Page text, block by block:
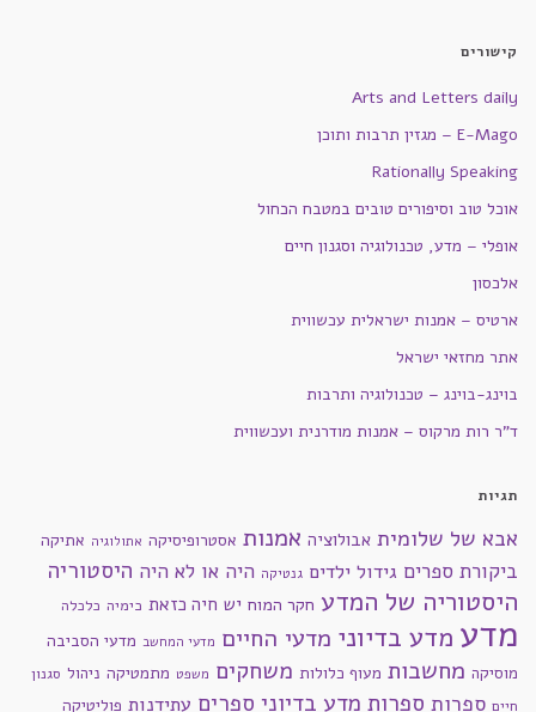
קישורים
Arts and Letters daily
E-Mago – מגזין תרבות ותוכן
Rationally Speaking
אוכל טוב וסיפורים טובים במטבח הכחול
אופלי – מדע, טכנולוגיה וסגנון חיים
אלכסון
ארטיס – אמנות ישראלית עכשווית
אתר מחזאי ישראל
בוינג-בוינג – טכנולוגיה ותרבות
ד"ר רות מרקוס – אמנות מודרנית ועכשווית
תגיות
אבא של שלומית אבולוציה אמנות אסטרופיסיקה אתולוגיה אתיקה
ביקורת ספרים גידול ילדים גנטיקה היה או לא היה היסטוריה
היסטוריה של המדע חקר המוח יש חיה כזאת כימיה כלכלה
מדע מדע בדיוני מדעי החיים מדעי המחשב מדעי הסביבה
מוסיקה מחשבות מעוף כלולות משחקים משפט מתמטיקה ניהול סגנון
חיים ספרות ספרות מדע בדיוני ספרים עתידנות פוליטיקה